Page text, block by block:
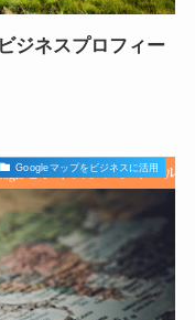
ジネスプロフィー
Googleマップをビジネスに活用